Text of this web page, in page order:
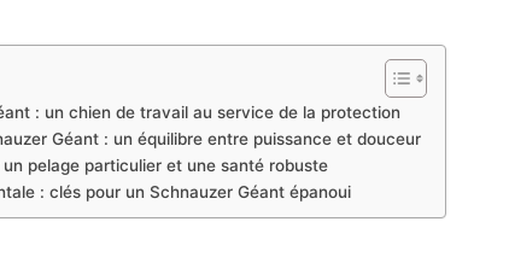
: un chien de travail au service de la protection
Géant : un équilibre entre puissance et douceur
pelage particulier et une santé robuste
: clés pour un Schnauzer Géant épanoui